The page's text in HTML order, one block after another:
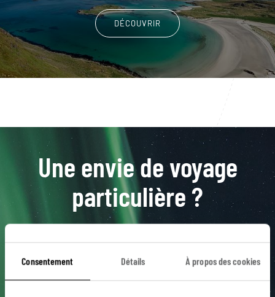
Consentement Détails À propos des cookies
DÉCOUVRIR
Une envie de voyage
particulière ?
Arctique Cap Nord Express Côtier
Hammerfest Laponie Aalesund Bergen